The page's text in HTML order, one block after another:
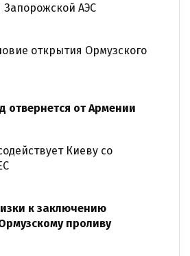
Запорожской АЭС
открытия Ормузского
отвернется от Армении
Киеву со
к заключению
проливу